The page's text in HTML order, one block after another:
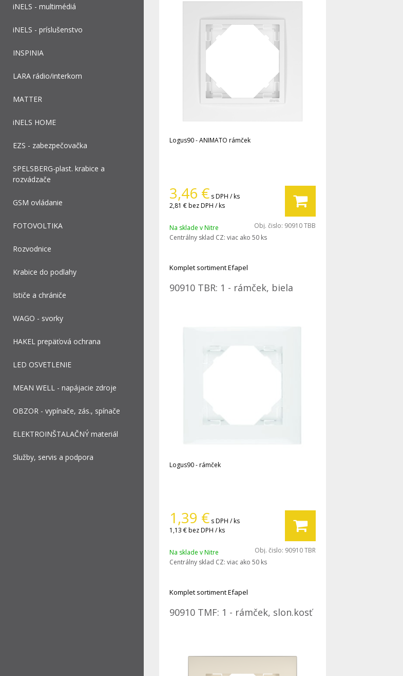
iNELS - multimédiá
iNELS - príslušenstvo
INSPINIA
LARA rádio/interkom
MATTER
iNELS HOME
EZS - zabezpečovačka
SPELSBERG-plast. krabice a
rozvádzače
GSM ovládanie
FOTOVOLTIKA
Rozvodnice
Krabice do podlahy
Ističe a chrániče
WAGO - svorky
HAKEL prepäťová ochrana
LED OSVETLENIE
MEAN WELL - napájacie zdroje
OBZOR - vypínače, zás., spínače
ELEKTROINŠTALAČNÝ materiál
Služby, servis a podpora
Logus90 - ANIMATO rámček
3,46 € s DPH / ks
2,81 €bez DPH / ks
Na sklade v Nitre Obj. čislo: 90910 TBB
Centrálny sklad CZ: viac ako 50 ks
Komplet sortiment Efapel
90910 TBR: 1 - rámček, biela
Logus90 - rámček
1,39 € s DPH / ks
1,13 €bez DPH / ks
Na sklade v Nitre Obj. čislo: 90910 TBR
Centrálny sklad CZ: viac ako 50 ks
Komplet sortiment Efapel
90910 TMF: 1 - rámček, slon.kosť